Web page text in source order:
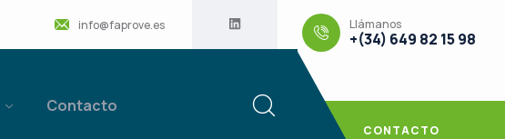
info@faprove.es Llámanos
+(34) 649 82 15 98
Contacto
CONTACTO